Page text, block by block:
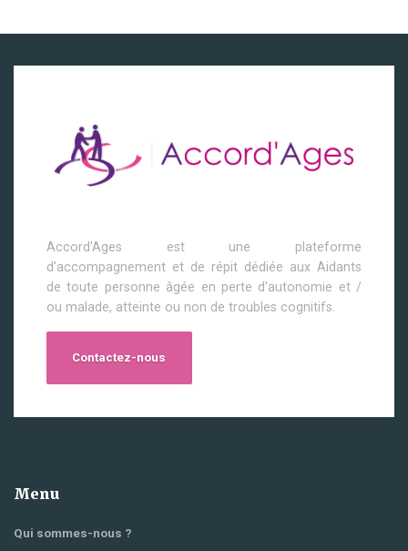
Accord'Ages est une plateforme
d'accompagnement et de répit dédiée aux Aidants
de toute personne âgée en perte d'autonomie et /
ou malade, atteinte ou non de troubles cognitifs.
Contactez-nous
Menu
Qui sommes-nous ?